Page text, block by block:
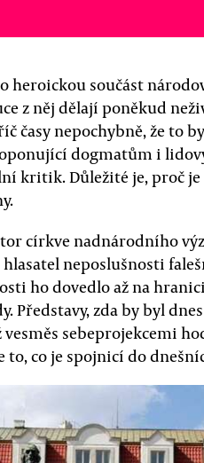
heroickou součást
z něj dělají poněkud
časy nepochybně, že to
dogmatům i
kritik. Důležité je, proč je
církve nadnárodního
neposlušnosti
ho dovedlo až na
Představy, zda by byl
sebeprojekcemi
co je spojnicí do